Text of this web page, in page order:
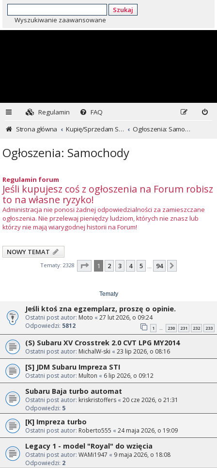
Szukaj
Wyszukiwanie zaawansowane
Regulamin
FAQ
Strona główna
Kupię/Sprzedam Subaru i nie tylko... Ogłoszenia: Samochody
Ogłoszenia: Samochody
Regulamin forum
Jeśli kupujesz coś z ogłoszenia na Forum robisz
to na własne ryzyko!
Administracja nie ponosi żadnej odpowiedzialności za zamieszczane
ogłoszenia. Nie przelewaj pieniędzy ludziom, których nie znasz lub
którzy nie mają wiarygodnej historii na Forum!
NOWY TEMAT
Tematy: 2328 Strona z94
1 2 3 4 5 94
Tematy
Jeśli ktoś zna egzemplarz, proszę o opinie.
Ostatni post autor: Moto « 27 lut 2026, o 09:24
Odpowiedzi: 5812 1 … 230 231 232 233
(S) Subaru XV Crosstrek 2.0 CVT LPG MY2014
Ostatni post autor: MichalW-ski « 23 lip 2026, o 08:16
[S] JDM Subaru Impreza STI
Ostatni post autor: Multon « 6 lip 2026, o 09:12
Subaru Baja turbo automat
Ostatni post autor: kriskristoffers « 20 cze 2026, o 21:31
Odpowiedzi: 5
[K] Impreza turbo
Ostatni post autor: Roberto555 « 24 maja 2026, o 19:09
Legacy 1 - model "Royal" do wzięcia
Ostatni post autor: WAMi1947 « 9 maja 2026, o 18:08
Odpowiedzi: 2